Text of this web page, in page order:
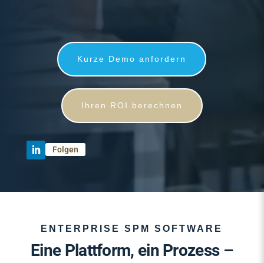
Kurze Demo anfordern
Ihren ROI berechnen
Folgen
ENTERPRISE SPM SOFTWARE
Eine Plattform, ein Prozess –